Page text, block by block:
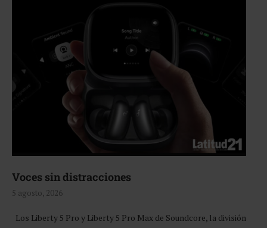
Voces sin distracciones
5 agosto, 2026
Los Liberty 5 Pro y Liberty 5 Pro Max de Soundcore, la división